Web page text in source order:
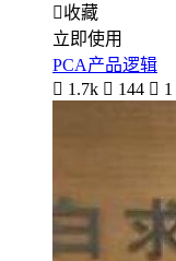
收藏
立即使用
PCA产品逻辑
 1.7k  144  1